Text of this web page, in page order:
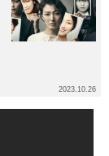
2023.10.26